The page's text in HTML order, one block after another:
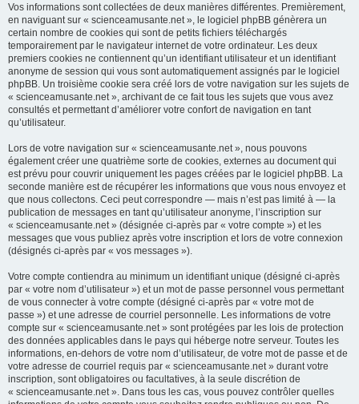
Vos informations sont collectées de deux manières différentes. Premièrement,
en naviguant sur « scienceamusante.net », le logiciel phpBB génèrera un
certain nombre de cookies qui sont de petits fichiers téléchargés
temporairement par le navigateur internet de votre ordinateur. Les deux
premiers cookies ne contiennent qu’un identifiant utilisateur et un identifiant
anonyme de session qui vous sont automatiquement assignés par le logiciel
phpBB. Un troisième cookie sera créé lors de votre navigation sur les sujets de
« scienceamusante.net », archivant de ce fait tous les sujets que vous avez
consultés et permettant d’améliorer votre confort de navigation en tant
qu’utilisateur.
Lors de votre navigation sur « scienceamusante.net », nous pouvons
également créer une quatrième sorte de cookies, externes au document qui
est prévu pour couvrir uniquement les pages créées par le logiciel phpBB. La
seconde manière est de récupérer les informations que vous nous envoyez et
que nous collectons. Ceci peut correspondre — mais n’est pas limité à — la
publication de messages en tant qu’utilisateur anonyme, l’inscription sur
« scienceamusante.net » (désignée ci-après par « votre compte ») et les
messages que vous publiez après votre inscription et lors de votre connexion
(désignés ci-après par « vos messages »).
Votre compte contiendra au minimum un identifiant unique (désigné ci-après
par « votre nom d’utilisateur ») et un mot de passe personnel vous permettant
de vous connecter à votre compte (désigné ci-après par « votre mot de
passe ») et une adresse de courriel personnelle. Les informations de votre
compte sur « scienceamusante.net » sont protégées par les lois de protection
des données applicables dans le pays qui héberge notre serveur. Toutes les
informations, en-dehors de votre nom d’utilisateur, de votre mot de passe et de
votre adresse de courriel requis par « scienceamusante.net » durant votre
inscription, sont obligatoires ou facultatives, à la seule discrétion de
« scienceamusante.net ». Dans tous les cas, vous pouvez contrôler quelles